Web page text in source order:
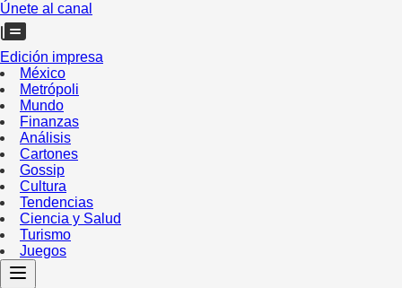
Únete al canal
Edición impresa
México
Metrópoli
Mundo
Finanzas
Análisis
Cartones
Gossip
Cultura
Tendencias
Ciencia y Salud
Turismo
Juegos